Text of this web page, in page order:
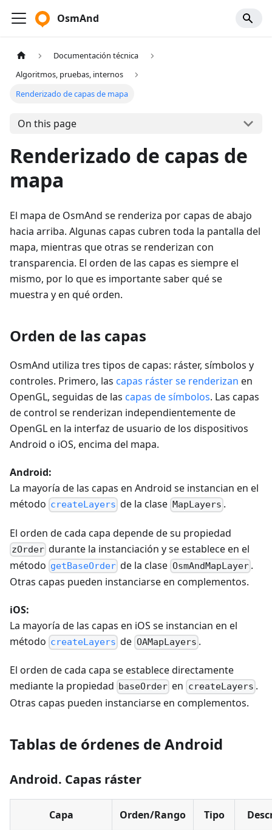
OsmAnd
Documentación técnica
Algoritmos, pruebas, internos
Renderizado de capas de mapa
On this page
Renderizado de capas de
mapa
El mapa de OsmAnd se renderiza por capas de abajo
hacia arriba. Algunas capas cubren toda la pantalla del
mapa, mientras que otras se renderizan con
transparencia. El orden de las capas es siempre el
mismo, por lo que es importante saber qué se
muestra y en qué orden.
Orden de las capas
OsmAnd utiliza tres tipos de capas: ráster, símbolos y
controles. Primero, las capas ráster se renderizan en
OpenGL, seguidas de las capas de símbolos. Las capas
de control se renderizan independientemente de
OpenGL en la interfaz de usuario de los dispositivos
Android o iOS, encima del mapa.
Android:
La mayoría de las capas en Android se instancian en el
método createLayers de la clase MapLayers .
El orden de cada capa depende de su propiedad
zOrder durante la instanciación y se establece en el
método getBaseOrder de la clase OsmAndMapLayer .
Otras capas pueden instanciarse en complementos.
iOS:
La mayoría de las capas en iOS se instancian en el
método createLayers de OAMapLayers .
El orden de cada capa se establece directamente
mediante la propiedad baseOrder en createLayers .
Otras capas pueden instanciarse en complementos.
Tablas de órdenes de Android
Android. Capas ráster
Capa Orden/Rango Tipo